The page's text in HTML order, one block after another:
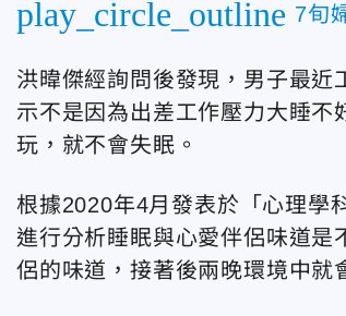
play_circle_outline 7旬
洪暐傑經詢問後發現，男子最
示不是因為出差工作壓力大睡
玩，就不會失眠。
根據2020年4月發表於「心理學
進行分析睡眠與心愛伴侶味道是
侶的味道，接著後兩晚環境中就